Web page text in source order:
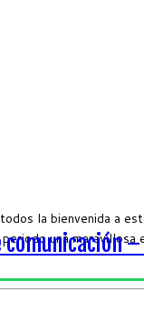
la bienvenida a
una